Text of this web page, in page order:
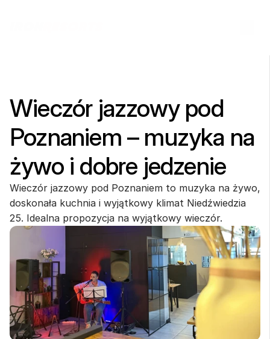
Wieczór jazzowy pod
Poznaniem – muzyka na
żywo i dobre jedzenie
Wieczór jazzowy pod Poznaniem to muzyka na żywo,
doskonała kuchnia i wyjątkowy klimat Niedźwiedzia
25. Idealna propozycja na wyjątkowy wieczór.